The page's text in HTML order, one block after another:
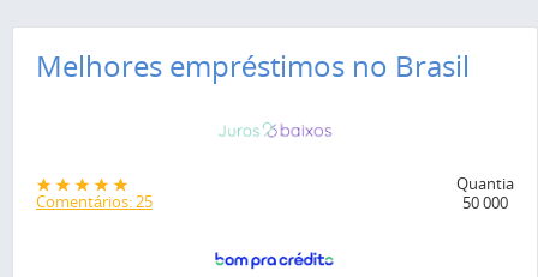
Melhores empréstimos no Brasil
Comentários: 25
Quantia
50 000